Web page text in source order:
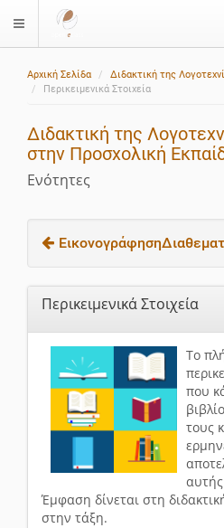
$langMenu
Αρχική Σελίδα
Διδακτική της
Περικειμενικά Στοιχεία
Διδακτική της
στην Προσχολική
Ενότητες
Εικονογράφηση
Περικειμενικά Στοιχεία
Το
που
τους
Έμφαση δίνεται στη
στην τάξη.